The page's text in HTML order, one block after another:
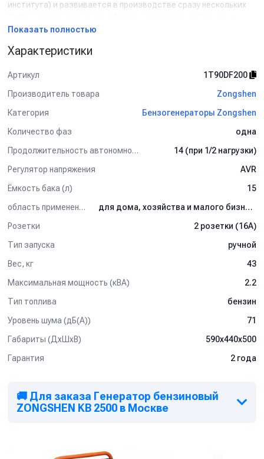
института) и развивается в производстве сразу нескольких
квадроциклы, силовая продукция (генераторы и мотопомпы),
(мотокультиваторы, мотоблоки, др.), подвесные лодочные
Благодаря высочайшему качеству продукции,
непревзойденной надежности (вся техника, произведённая
контрольные проверки на заводах), богатой функциональности
и привлекательным ценам, продукция Zongshen (Зонгшен)
КНР, но и по всему миру. Подтверждением вышесказанного
является один неоспоримый факт: по объему реализации
двигателей общего назначения концерн Zongshen по итогам
первого полугодия 2017 года занял 3 место в мире, уступая
Показать полностью
Характеристики
Артикул
1T90DF200
Производитель товара
Zongshen
Категория
Бензогенераторы Zongshen
Количество фаз
одна
Продолжительность автономной работы, ч
14 (при 1/2 нагрузки)
Регулятор напряжения
AVR
Ёмкость бака (л)
15
область применения
для дома, хозяйства и малого бизнеса
Розетки
2 розетки (16A)
Тип запуска
ручной
Вес, кг
43
Максимальная мощность (кВА)
2.2
Тип топлива
бензин
Уровень шума (дБ(А))
71
Габариты (ДхШхВ)
590х440х500
Гарантия
2 года
🚚 Для заказа Генератор бензиновый
ZONGSHEN KB 2500 в Москве